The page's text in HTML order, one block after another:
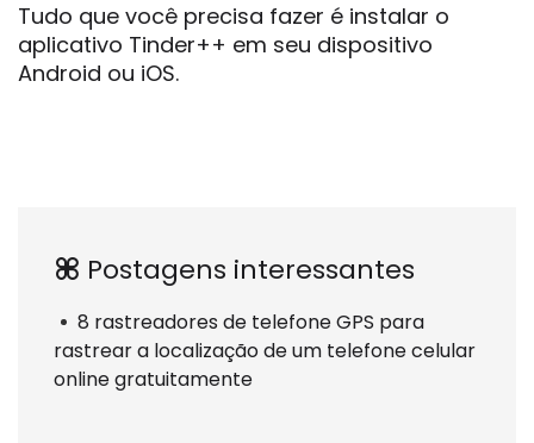
Tudo que você precisa fazer é instalar o
aplicativo Tinder++ em seu dispositivo
Android ou iOS.
Postagens interessantes
8 rastreadores de telefone GPS para
rastrear a localização de um telefone celular
online gratuitamente